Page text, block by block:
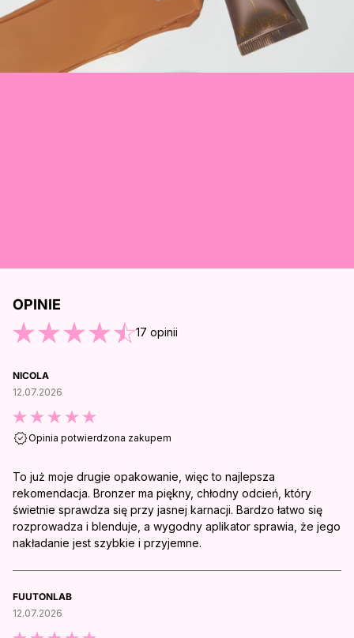
KOŃCA OPINII
OPINIE
17 opinii
NICOLA
12.07.2026
Opinia potwierdzona zakupem
To już moje drugie opakowanie, więc to najlepsza
rekomendacja. Bronzer ma piękny, chłodny odcień, który
świetnie sprawdza się przy jasnej karnacji. Bardzo łatwo się
rozprowadza i blenduje, a wygodny aplikator sprawia, że jego
nakładanie jest szybkie i przyjemne.
FUUTONLAB
12.07.2026